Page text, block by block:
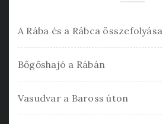
A Rába és a Rábca összefolyása
Bőgőshajó a Rábán
Vasudvar a Baross úton